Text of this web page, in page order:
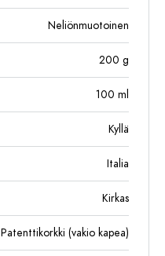
Neliönmuotoinen
200 g
100 ml
Kyllä
Italia
Kirkas
Patenttikorkki (vakio kapea)